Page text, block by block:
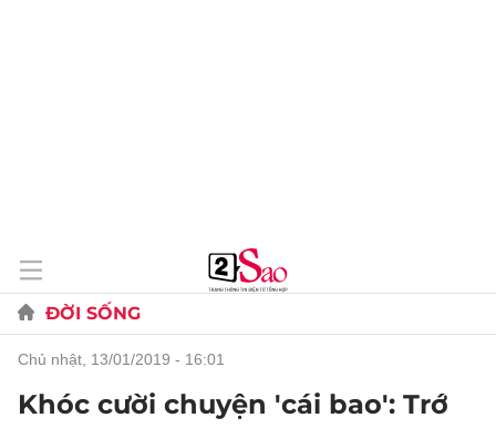
ĐỜI SỐNG
chủ nhật, 13/01/2019 - 16:01
Khóc cười chuyện 'cái bao': Trớ